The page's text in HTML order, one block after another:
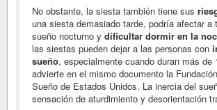
No obstante, la siesta también tiene sus
una siesta demasiado tarde, podría afectar a
sueño nocturno y dificultar dormir en la
las siestas pueden dejar a las personas con
sueño, especialmente cuando duran más de
advierte en el mismo documento la
Sueño de Estados Unidos. La inercia del
sensación de aturdimiento y desorientación